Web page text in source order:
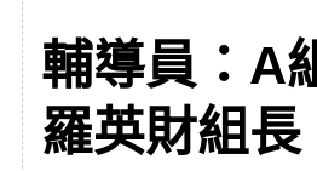
輔導員：A
羅英財組